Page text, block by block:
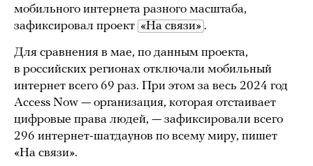
мобильного интернета разного масштаба,
зафиксировал проект «На связи» .
Для сравнения в мае, по данным проекта,
в российских регионах отключали мобильный
интернет всего 69 раз. При этом за весь 2024 год
Access Now — организация, которая отстаивает
цифровые права людей, — зафиксировали всего
296 интернет-шатдаунов по всему миру, пишет
«На связи».